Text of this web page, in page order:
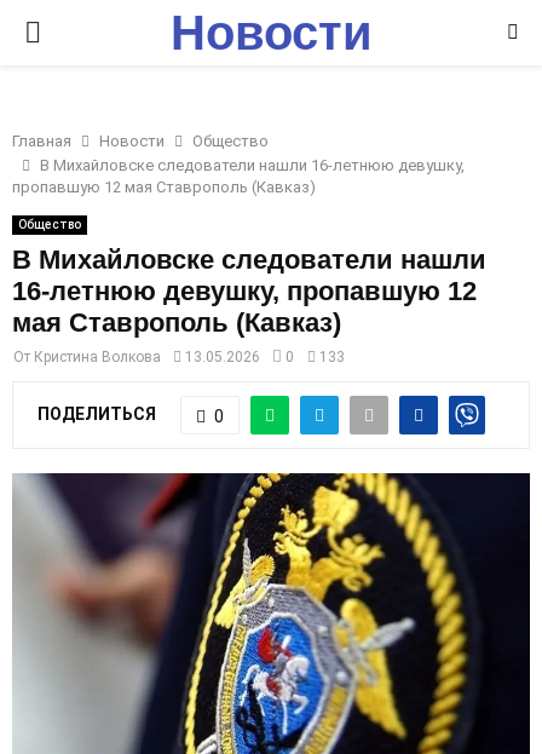
P
I
M
A
R
Y
M
Новости
Главная Новости
Общество
В Михайловске следователи нашли 16-летнюю девушку,
пропавшую 12 мая Ставрополь (Кавказ)
Общество
В Михайловске следователи нашли
16-летнюю девушку, пропавшую 12
мая Ставрополь (Кавказ)
От Кристина Волкова 13.05.2026 0 133
ПОДЕЛИТЬСЯ 0